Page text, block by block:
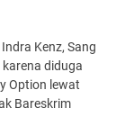
Kenz, Sang
diduga
Option lewat
Bareskrim